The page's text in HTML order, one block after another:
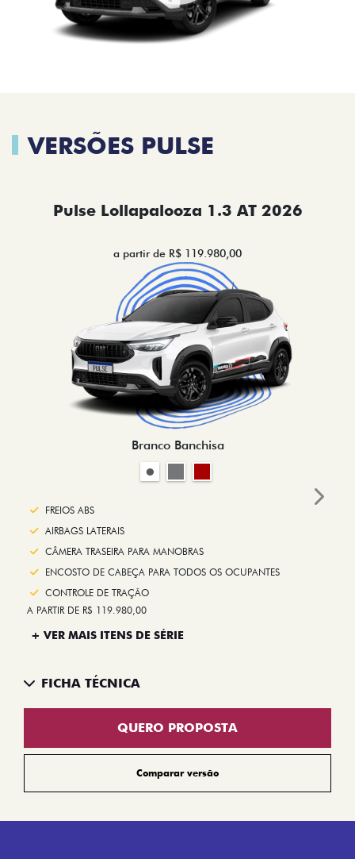
VERSÕES PULSE
Pulse Lollapalooza 1.3 AT 2026
a partir de R$ 119.980,00
Branco Banchisa
FREIOS ABS
AIRBAGS LATERAIS
CÂMERA TRASEIRA PARA MANOBRAS
ENCOSTO DE CABEÇA PARA TODOS OS OCUPANTES
CONTROLE DE TRAÇÃO
A PARTIR DE R$ 119.980,00
+ VER MAIS ITENS DE SÉRIE
FICHA TÉCNICA
QUERO PROPOSTA
Comparar versão
Next